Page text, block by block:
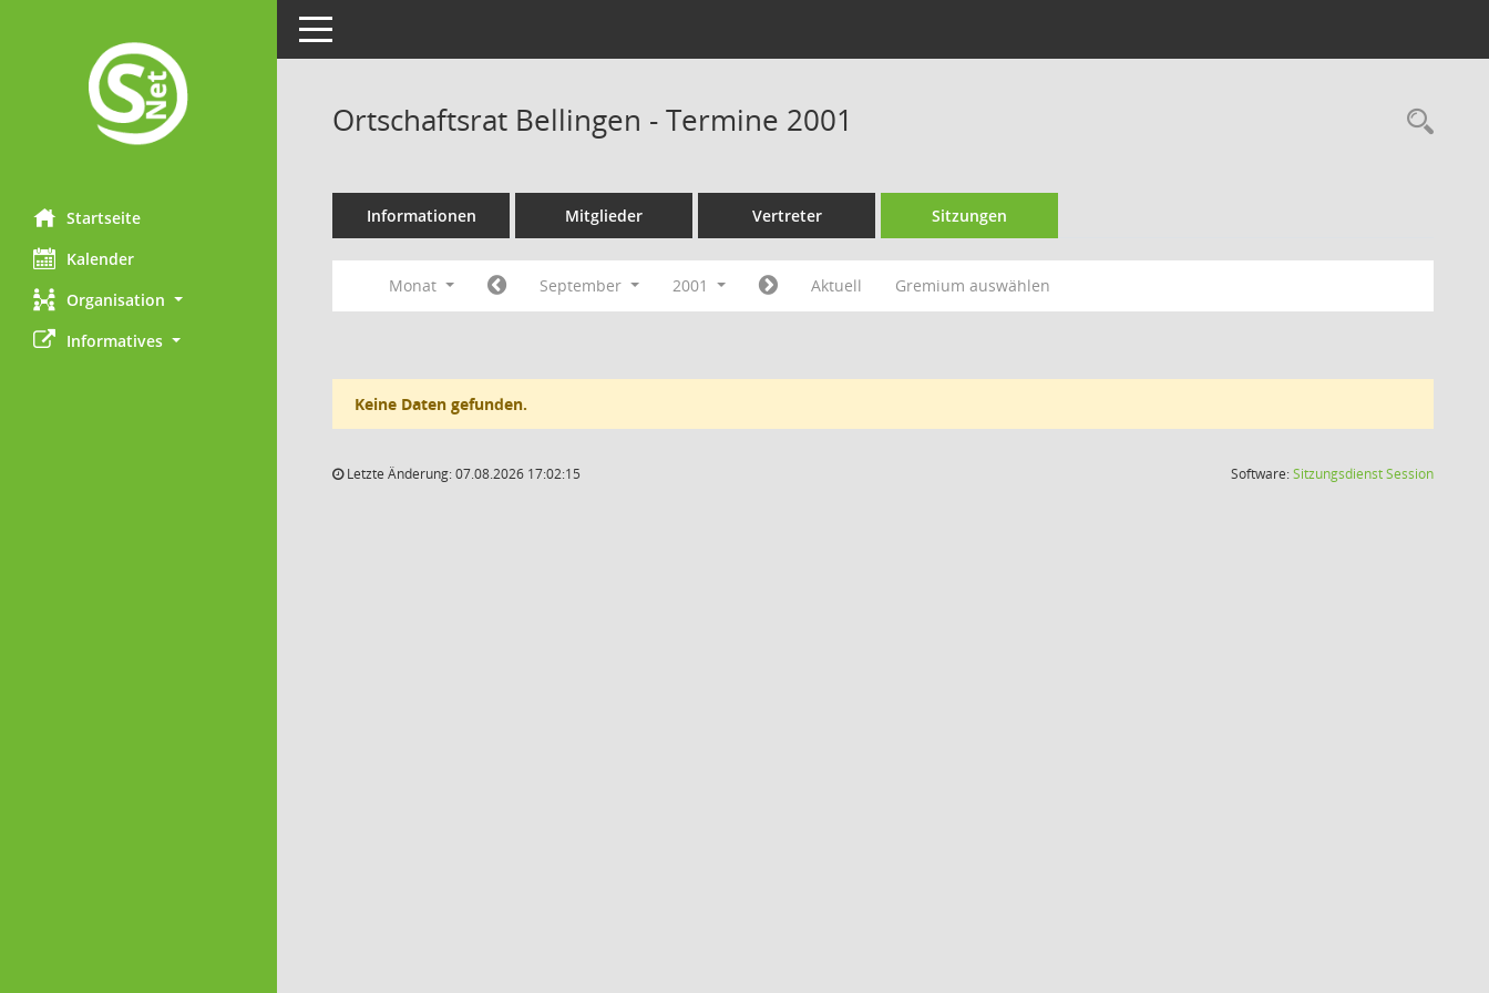
Startseite
Kalender
Organisation
Informatives
Toggle navigation
Ortschaftsrat Bellingen - Termine 2001
Informationen Mitglieder Vertreter Sitzungen
Monat September 2001 Aktuell Gremium auswählen
Keine Daten gefunden.
Letzte Änderung: 07.08.2026 17:02:15 Software:SitzungsdienstSession(Wird in